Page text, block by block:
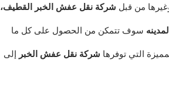
من قبل شركة نقل عفش الخبر القطيف،
سوف تتمكن من الحصول على كل ما
التي توفرها شركة نقل عفش الخبر إلى